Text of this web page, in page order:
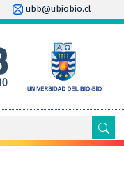
ubb@ubiobio.cl